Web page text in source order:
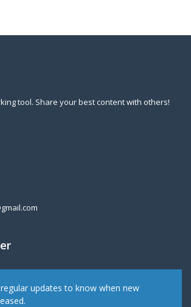
tool. Share your best content with others!
updates to know when new